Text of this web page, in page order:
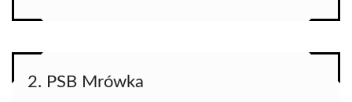
2. PSB Mrówka